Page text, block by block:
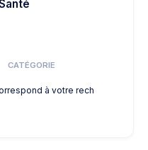
CATÉGORIE
à votre recherche.